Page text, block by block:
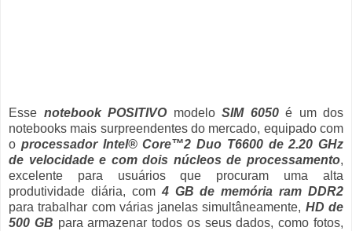
Esse notebook POSITIVOmodelo SIM 6050é um dos
notebooks mais surpreendentes do mercado, equipado com
o processador Intel® Core™2 Duo T6600 de 2.20 GHz
de velocidade e com dois núcleos de processamento,
excelente para usuários que procuram uma alta
produtividade diária, com4 GB de memória ram DDR2
para trabalhar com várias janelas simultâneamente, HD de
500 GB para armazenar todos os seus dados, como fotos,